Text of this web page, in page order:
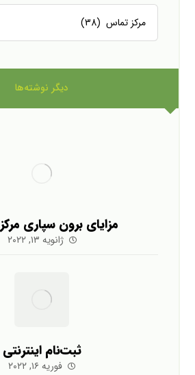
دیگر نوشته‌ها
مزایای برون سپاری
ژانویه ۱۳, ۲۰۲۲
ثبت‌نام اینترنتی
فوریه ۱۶, ۲۰۲۲